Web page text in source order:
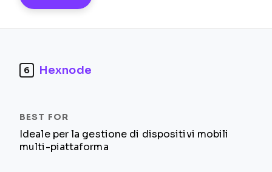
6 Hexnode
Ideale per la gestione di dispositivi mobili
multi-piattaforma